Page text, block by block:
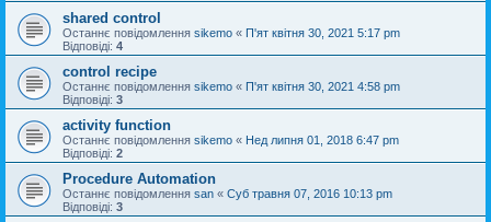
shared control
Останнє повідомлення sikemo « П'ят квітня 30, 2021 5:17 pm
Відповіді: 4
control recipe
Останнє повідомлення sikemo « П'ят квітня 30, 2021 4:58 pm
Відповіді: 3
activity function
Останнє повідомлення sikemo « Нед липня 01, 2018 6:47 pm
Відповіді: 2
Procedure Automation
Останнє повідомлення san « Суб травня 07, 2016 10:13 pm
Відповіді: 3